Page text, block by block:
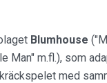
Blumhouse
Man" m.fl.), som
med